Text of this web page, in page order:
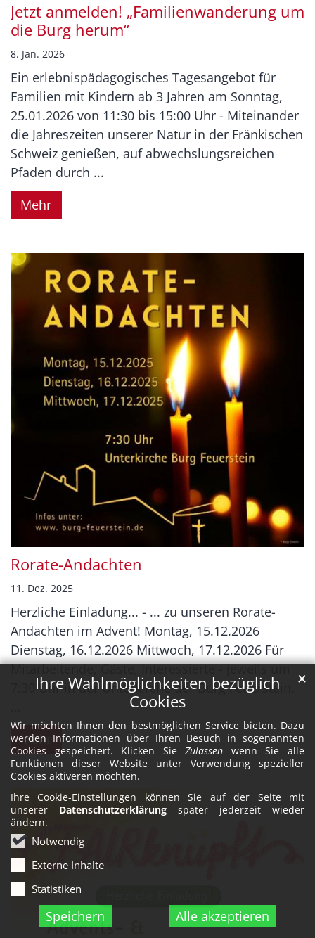
Ihre Wahlmöglichkeiten bezüglich
Cookies
Wir möchten Ihnen den bestmöglichen Service bieten. Dazu
werden Informationen über Ihren Besuch in sogenannten
Cookies gespeichert. Klicken SieZulassen wenn Sie alle
Funktionen dieser Website unter Verwendung spezieller
Cookies aktiveren möchten.
Ihre Cookie-Einstellungen können Sie auf der Seite mit
unserer Datenschutzerklärung später jederzeit wieder
ändern.
Notwendig
Externe Inhalte
Statistiken
Speichern Alle akzeptieren
✕
Jetzt anmelden! „Familienwanderung um
die Burg herum“
8. Jan. 2026
Ein erlebnispädagogisches Tagesangebot für
Familien mit Kindern ab 3 Jahren am Sonntag,
25.01.2026 von 11:30 bis 15:00 Uhr - Miteinander
die Jahreszeiten unserer Natur in der Fränkischen
Schweiz genießen, auf abwechslungsreichen
Pfaden durch ...
Mehr
Rorate-Andachten
11. Dez. 2025
Herzliche Einladung... - ... zu unseren Rorate-
Andachten im Advent! Montag, 15.12.2026
Dienstag, 16.12.2026 Mittwoch, 17.12.2026 Für
Mitarbeitende, Gäste, Interessierte - jeweils um
7:30 Uhr in der Unterkirche der Burg Feuerstein.
Mehr